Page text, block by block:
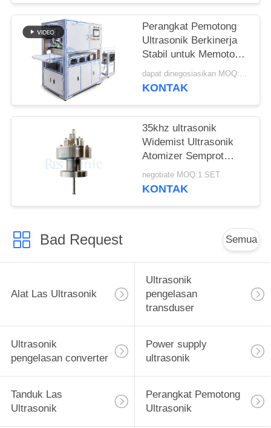
Perangkat Pemotong
Ultrasonik Berkinerja
Stabil untuk Memotong
Kue Dengan Pisau
Lebar dan
dan Katering
dapat dinegosiasikan MOQ:1 Set
KONTAK
35khz ultrasonik
Widemist Ultrasonik
Atomizer Semprot
Nozzle untuk Pabrik
Sel Bahan Bakar
negotiate MOQ:1 SET
KONTAK
Bad Request Semua
Alat Las Ultrasonik
Ultrasonik
pengelasan
transduser
Ultrasonik
pengelasan converter
Power supply
ultrasonik
Tanduk Las
Ultrasonik
Perangkat Pemotong
Ultrasonik